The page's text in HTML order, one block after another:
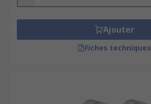
Ajouter
Fiches techniques